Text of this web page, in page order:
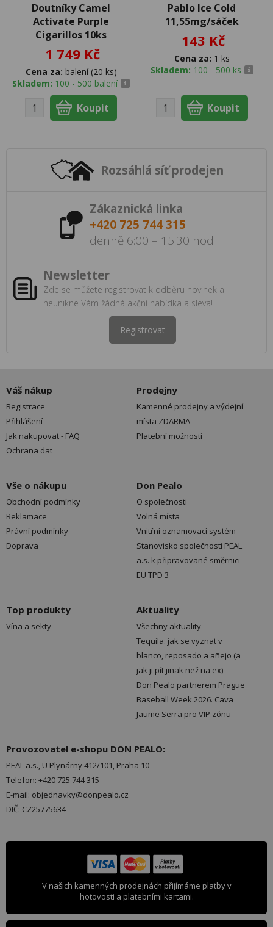
Doutníky Camel
Activate Purple
Cigarillos 10ks
1 749 Kč
Cena za: balení (20 ks)
Skladem: 100 - 500 balení
Pablo Ice Cold
11,55mg/sáček
143 Kč
Cena za: 1 ks
Skladem: 100 - 500 ks
Rozsáhlá síť prodejen
Zákaznická linka
+420 725 744 315
denně 6:00 – 15:30 hod
Newsletter
Zde se můžete registrovat k odběru novinek a
neunikne Vám žádná akční nabídka a sleva!
Registrovat
Váš nákup
Registrace
Přihlášení
Jak nakupovat - FAQ
Ochrana dat
Prodejny
Kamenné prodejny a výdejní
místa ZDARMA
Platební možnosti
Vše o nákupu
Obchodní podmínky
Reklamace
Právní podmínky
Doprava
Don Pealo
O společnosti
Volná místa
Vnitřní oznamovací systém
Stanovisko společnosti PEAL
a.s. k připravované směrnici
EU TPD 3
Top produkty
Vína a sekty
Aktuality
Všechny aktuality
Tequila: jak se vyznat v
blanco, reposado a añejo (a
jak ji pít jinak než na ex)
Don Pealo partnerem Prague
Baseball Week 2026. Cava
Jaume Serra pro VIP zónu
Provozovatel e-shopu DON PEALO:
PEAL a.s., U Plynárny 412/101, Praha 10
Telefon: +420 725 744 315
E-mail: objednavky@donpealo.cz
DIČ: CZ25775634
V našich kamenných prodejnách přijímáme platby v
hotovosti a platebními kartami.